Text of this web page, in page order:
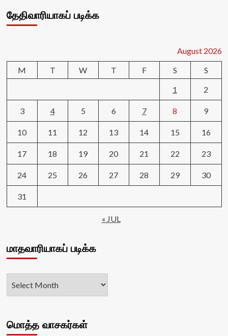
தேதிவாரியாகப் படிக்க
August 2026
M
T W T F S
S
1
2
3 4 5 6 7 8 9
10 11 12 13 14 15 16
17 18 19 20 21 22 23
24 25 26 27 28 29 30
31
« JUL
மாதவாரியாகப் படிக்க
மொத்த வாசகர்கள்